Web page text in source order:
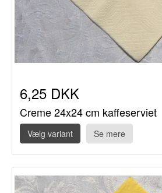
6,25 DKK
Creme 24x24 cm kaffeserviet
Vælg variant Se mere